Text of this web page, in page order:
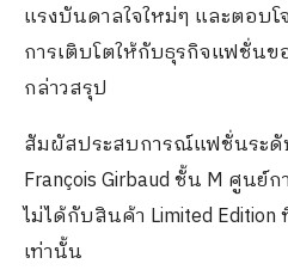
แรงบันดาลใจใหม่ๆ และตอบ
การเติบโตให้กับธุรกิจแฟชั่น
กล่าวสรุป
สัมผัสประสบการณ์แฟชั่นระดั
François Girbaud ชั้น M ศูนย์
ไม่ได้กับสินค้า Limited Edition
เท่านั้น